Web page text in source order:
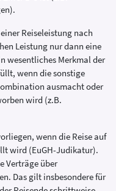
Reiseleistung nach
Leistung nur dann eine
wesentliches Merkmal der
wenn die sonstige
ausmacht oder
wird (z.B.
wenn die Reise auf
wird (EuGH-Judikatur).
Verträge über
Das gilt insbesondere für